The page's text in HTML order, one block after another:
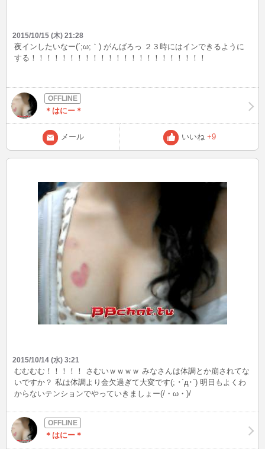
2015/10/15 (木) 21:28
夜インしたいなー(´;ω;｀) がんばろっ ２３時にはインできるように
する！！！！！！！！！！！！！！！！！！！！！！！
＊はにー＊
メール いいね +9
2015/10/14 (水) 3:21
むむむむ！！！！！ さむいｗｗｗｗ みなさんは体調とか崩されてな
いですか？ 私は体調より金欠過ぎて大変です(; ･`д･´) 明日もよくわ
からないテンションでやっていきましょー(/・ω・)/
＊はにー＊